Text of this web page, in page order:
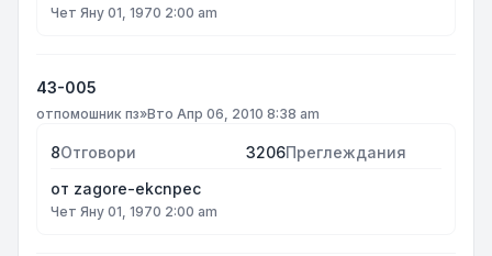
Чет Яну 01, 1970 2:00 am
43-005
отпомошник пз»Вто Апр 06, 2010 8:38 am
8Отговори 3206Преглеждания
от zagore-ekcnpec
Чет Яну 01, 1970 2:00 am